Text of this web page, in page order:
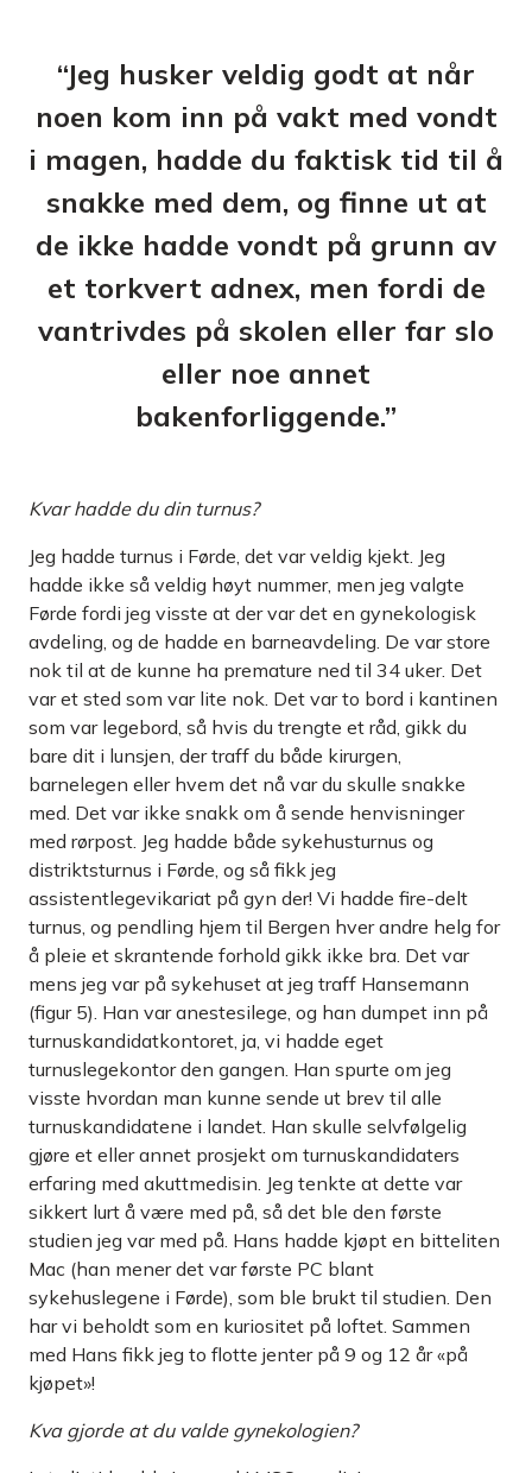
“Jeg husker veldig godt at når
noen kom inn på vakt med vondt
i magen, hadde du faktisk tid til å
snakke med dem, og finne ut at
de ikke hadde vondt på grunn av
et torkvert adnex, men fordi de
vantrivdes på skolen eller far slo
eller noe annet
bakenforliggende.”
Kvar hadde du din turnus?
Jeg hadde turnus i Førde, det var veldig kjekt. Jeg
hadde ikke så veldig høyt nummer, men jeg valgte
Førde fordi jeg visste at der var det en gynekologisk
avdeling, og de hadde en barneavdeling. De var store
nok til at de kunne ha premature ned til 34 uker. Det
var et sted som var lite nok. Det var to bord i kantinen
som var legebord, så hvis du trengte et råd, gikk du
bare dit i lunsjen, der traff du både kirurgen,
barnelegen eller hvem det nå var du skulle snakke
med. Det var ikke snakk om å sende henvisninger
med rørpost. Jeg hadde både sykehusturnus og
distriktsturnus i Førde, og så fikk jeg
assistentlegevikariat på gyn der! Vi hadde fire-delt
turnus, og pendling hjem til Bergen hver andre helg for
å pleie et skrantende forhold gikk ikke bra. Det var
mens jeg var på sykehuset at jeg traff Hansemann
(figur 5). Han var anestesilege, og han dumpet inn på
turnuskandidatkontoret, ja, vi hadde eget
turnuslegekontor den gangen. Han spurte om jeg
visste hvordan man kunne sende ut brev til alle
turnuskandidatene i landet. Han skulle selvfølgelig
gjøre et eller annet prosjekt om turnuskandidaters
erfaring med akuttmedisin. Jeg tenkte at dette var
sikkert lurt å være med på, så det ble den første
studien jeg var med på. Hans hadde kjøpt en bitteliten
Mac (han mener det var første PC blant
sykehuslegene i Førde), som ble brukt til studien. Den
har vi beholdt som en kuriositet på loftet. Sammen
med Hans fikk jeg to flotte jenter på 9 og 12 år «på
kjøpet»!
Kva gjorde at du valde gynekologien?